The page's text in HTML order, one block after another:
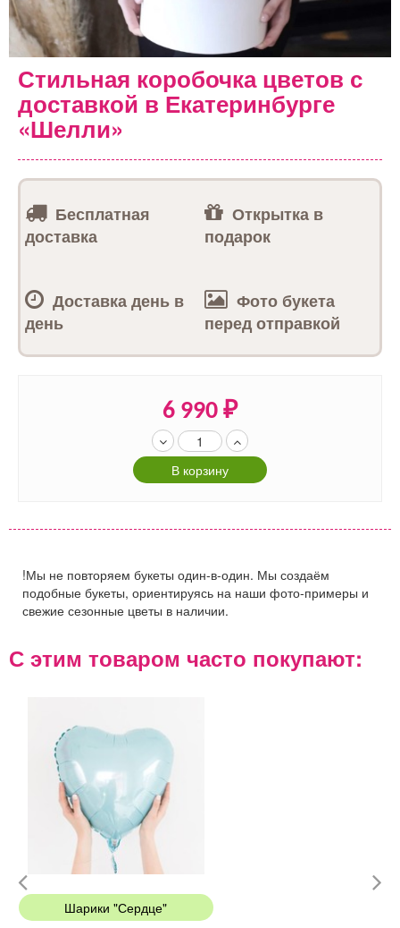
Стильная коробочка цветов с
доставкой в Екатеринбурге
«Шелли»
Бесплатная
доставка
Открытка в
подарок
Доставка день в
день
Фото букета
перед отправкой
6 990 ₽
В корзину
!Мы не повторяем букеты один-в-один. Мы создаём
подобные букеты, ориентируясь на наши фото-примеры и
свежие сезонные цветы в наличии.
С этим товаром часто покупают:
Шарики "Сердце"